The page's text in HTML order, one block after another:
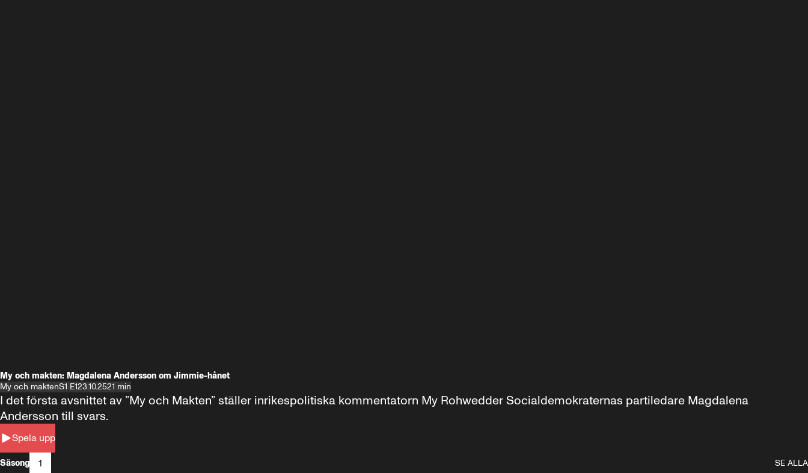
My och makten: Magdalena Andersson om Jimmie-hånet
My och maktenS1 E123.10.2521 min
Spela upp
I det första avsnittet av ”My och Makten” ställer inrikespolitiska kommentatorn My Rohwedder Socialdemokraternas partiledare Magdalena
Andersson till svars.
Säsong 1
SE ALLA